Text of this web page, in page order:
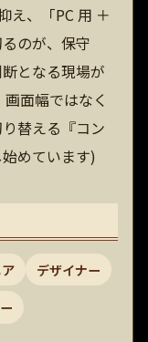
え、「PC 用 ＋
のが、保守
となる現場が
面幅ではなく
替える『コン
めています)
デザイナー